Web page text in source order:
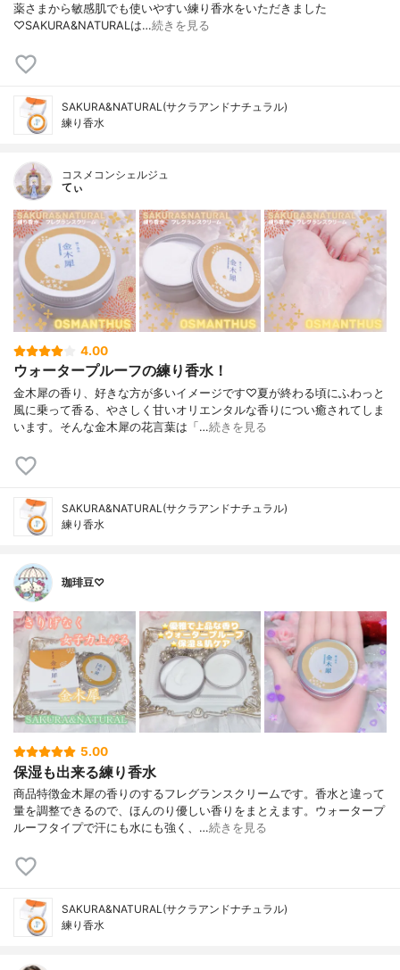
薬さまから敏感肌でも使いやすい練り香水をいただきました
♡SAKURA&NATURALは…続きを見る
SAKURA&NATURAL(サクラアンドナチュラル)
練り香水
コスメコンシェルジュ
てぃ
4.00
ウォータープルーフの練り香水！
金木犀の香り、好きな方が多いイメージです♡夏が終わる頃にふわっと
風に乗って香る、やさしく甘いオリエンタルな香りについ癒されてしま
います。そんな金木犀の花言葉は「…続きを見る
SAKURA&NATURAL(サクラアンドナチュラル)
練り香水
珈琲豆♡
5.00
保湿も出来る練り香水
商品特徴金木犀の香りのするフレグランスクリームです。香水と違って
量を調整できるので、ほんのり優しい香りをまとえます。ウォータープ
ルーフタイプで汗にも水にも強く、…続きを見る
SAKURA&NATURAL(サクラアンドナチュラル)
練り香水